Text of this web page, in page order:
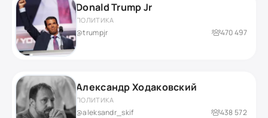
Donald Trump Jr
ПОЛИТИКА
@trumpjr 470 497
Александр Ходаковский
ПОЛИТИКА
@aleksandr_skif 438 572